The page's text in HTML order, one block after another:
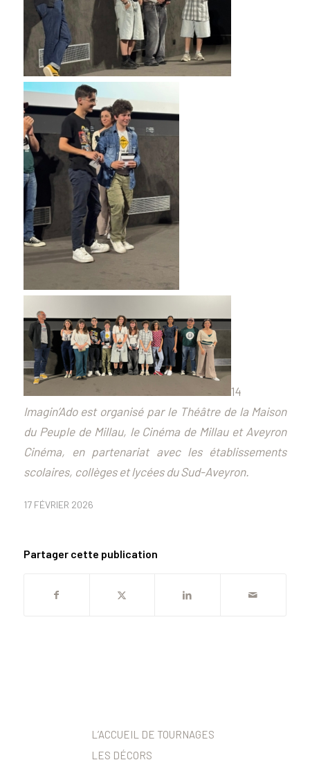
14
Imagin’Ado est organisé par le Théâtre de la Maison
du Peuple de Millau, le Cinéma de Millau et Aveyron
Cinéma, en partenariat avec les établissements
scolaires, collèges et lycées du Sud-Aveyron.
17 FÉVRIER 2026
Partager cette publication
L’ACCUEIL DE TOURNAGES
LES DÉCORS